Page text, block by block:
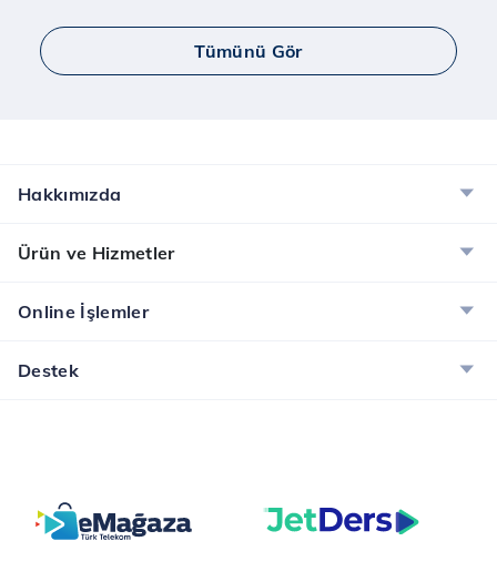
Tümünü Gör
Hakkımızda
Ürün ve Hizmetler
Online İşlemler
Destek